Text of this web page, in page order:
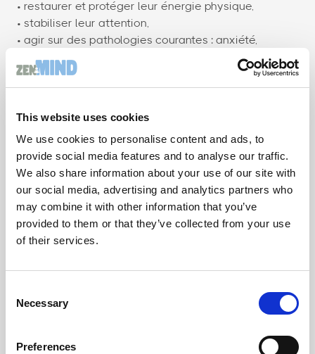
This website uses cookies
We use cookies to personalise content and ads, to
provide social media features and to analyse our traffic.
We also share information about your use of our site with
our social media, advertising and analytics partners who
may combine it with other information that you’ve
provided to them or that they’ve collected from your use
of their services.
Selection
Necessary
Preferences
• restaurer et protéger leur énergie physique,
• stabiliser leur attention,
• agir sur des pathologies courantes : anxiété,
insomnie, fatigue chronique…
Ce sont ces compétences — et non un massage ou
trois respirations profondes — qui permettent de
s’effondrer.
Vers une nouvelle
génération de
dispositifs : le salarié
acteur de son bien-
La clé n’est pas de détendre les salariés.
La détente est agréable.